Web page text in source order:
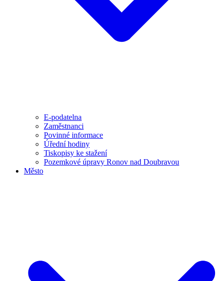
E-podatelna
Zaměstnanci
Povinné informace
Úřední hodiny
Tiskopisy ke stažení
Pozemkové úpravy Ronov nad Doubravou
Město